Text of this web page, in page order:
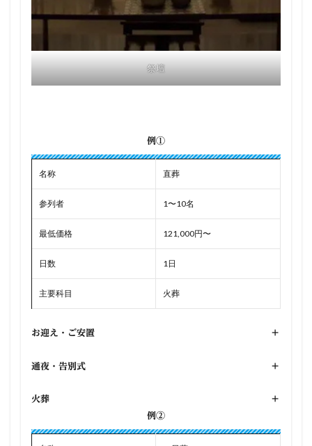
祭壇
例①
名称 直葬
参列者 1〜10名
最低価格 121,000円〜
日数 1日
主要科目 火葬
お迎え・ご安置 +
通夜・告別式 +
火葬
+
例②